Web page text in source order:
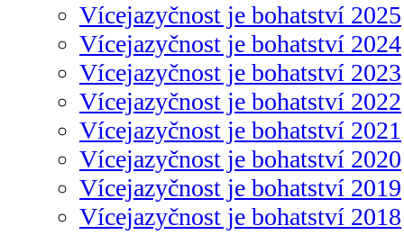
Vícejazyčnost je bohatství 2025
Vícejazyčnost je bohatství 2024
Vícejazyčnost je bohatství 2023
Vícejazyčnost je bohatství 2022
Vícejazyčnost je bohatství 2021
Vícejazyčnost je bohatství 2020
Vícejazyčnost je bohatství 2019
Vícejazyčnost je bohatství 2018